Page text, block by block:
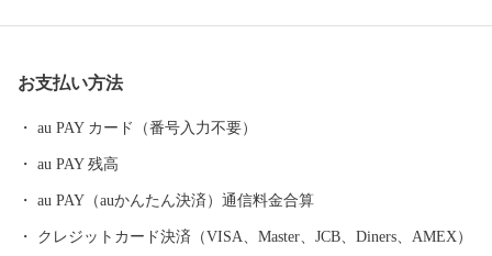
と暮らせる街づくりを実現するために、皆様からのご寄付を活用
ス ０５０－３３５５－２１９７(全自治体共通) ※14桁の寄附受付
番号とお申込み時の電話番号下４桁が必要です ※休日・夜間も対
応しております ※住所・氏名に変更がある場合は、直接コールセ
お支払い方法
au PAY カード（番号入力不要）
au PAY 残高
au PAY（auかんたん決済）通信料金合算
クレジットカード決済（VISA、Master、JCB、Diners、AMEX）